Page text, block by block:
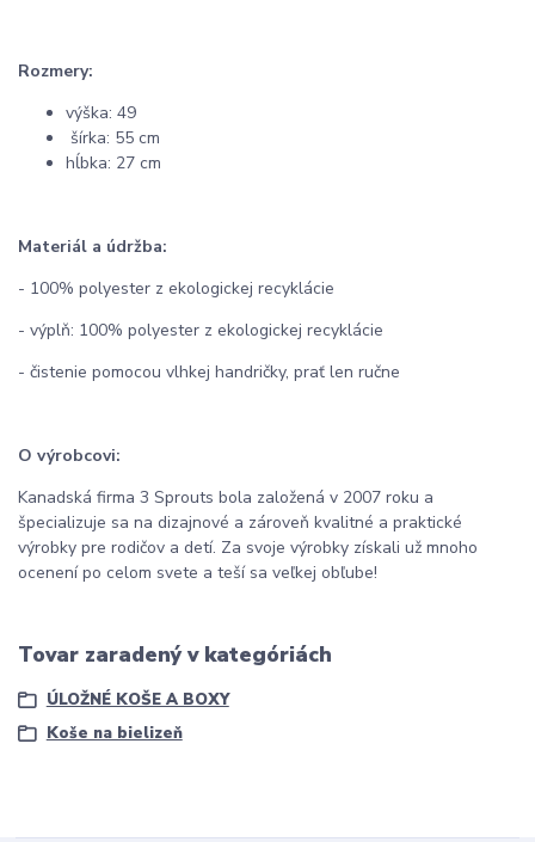
Rozmery:
výška: 49
šírka: 55 cm
hĺbka: 27 cm
Materiál a údržba:
- 100% polyester z ekologickej recyklácie
- výplň: 100% polyester z ekologickej recyklácie
- čistenie pomocou vlhkej handričky, prať len ručne
O výrobcovi:
Kanadská firma 3 Sprouts bola založená v 2007 roku a
špecializuje sa na dizajnové a zároveň kvalitné a praktické
výrobky pre rodičov a detí. Za svoje výrobky získali už mnoho
ocenení po celom svete a teší sa veľkej obľube!
Tovar zaradený v kategóriách
ÚLOŽNÉ KOŠE A BOXY
Koše na bielizeň